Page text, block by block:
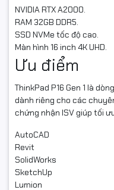
NVIDIA RTX A2000.
RAM 32GB DDR5.
SSD NVMe tốc độ cao.
Màn hình 16 inch 4K UHD.
Ưu điểm
ThinkPad P16 Gen 1 là
dành riêng cho các
chứng nhận ISV giúp tối
AutoCAD
Revit
SolidWorks
SketchUp
Lumion